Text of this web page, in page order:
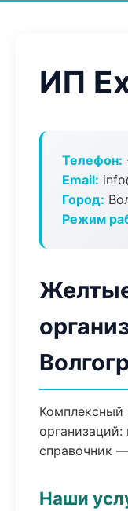
ИП
Телефон:
Email:
Город:
Режим
Комплексный
организаций:
справочник
Наши